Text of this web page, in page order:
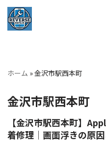
コ
ツ
ス
ッ
プ
ホーム »金沢市駅西本町
金沢市駅西本町
【金沢市駅西本町】
着修理｜画面浮きの原